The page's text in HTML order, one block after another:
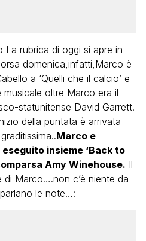
La rubrica di oggi si apre in
domenica,infatti,Marco è
a ‘Quelli che il calcio’ e
musicale oltre Marco era il
statunitense David Garrett.
della puntata è arrivata
Marco e
insieme ‘Back to
Amy Winehouse. Il
Marco….non c’è niente da
le note…: